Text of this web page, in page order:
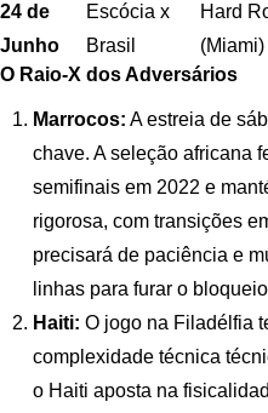
24 de
Junho
Escócia x
Brasil
Hard
(Miami)
O Raio-X dos Adversários
Marrocos: A estreia de
chave. A seleção africana
semifinais em 2022 e
rigorosa, com transições
precisará de paciência e
linhas para furar o
Haiti: O jogo na Filadélfia
complexidade técnica
o Haiti aposta na